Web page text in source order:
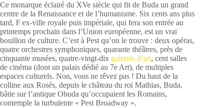
Ce monarque éclairé du XVe siècle qui fit de Buda un grand
centre de la Renaissance et de l’humanisme. Six cents ans plus
tard, F ex-ville royale puis impériale, qui fera son entrée au
printemps prochain dans l’Union européenne, est un vrai
bouillon de culture. C’est à Pest qu’on le trouve : deux opéras,
quatre orchestres symphoniques, quarante théâtres, près de
cinquante musées, quatre-vingt-dix galeries d’art, cent salles
de cinéma (dont un palais dédié au 7e Art), de multiples
espaces culturels. Non, vous ne rêvez pas ! Du haut de la
colline aux Rosés, depuis le château du roi Mathias, Buda,
bâtie sur l’antique Obuda qu’occupaient les Romains,
contemple la turbulente « Pest Broadway ».